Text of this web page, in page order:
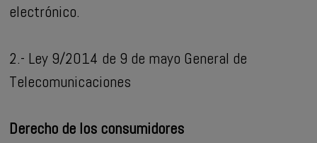
electrónico.
2.- Ley 9/2014 de 9 de mayo General de
Telecomunicaciones
Derecho de los consumidores